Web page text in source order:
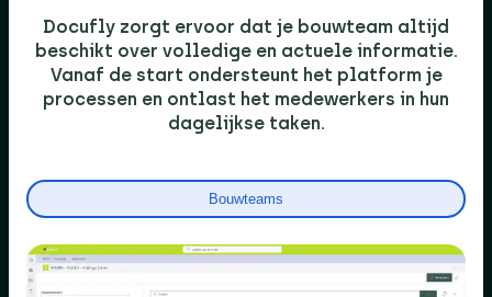
Docufly zorgt ervoor dat je bouwteam altijd
beschikt over volledige en actuele informatie.
Vanaf de start ondersteunt het platform je
processen en ontlast het medewerkers in hun
dagelijkse taken.
Bouwteams